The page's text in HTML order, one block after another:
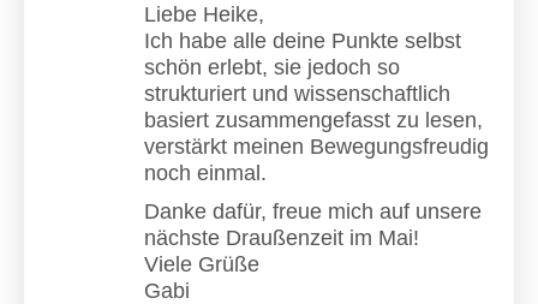
Liebe Heike,
Ich habe alle deine Punkte selbst
schön erlebt, sie jedoch so
strukturiert und wissenschaftlich
basiert zusammengefasst zu lesen,
verstärkt meinen Bewegungsfreudig
noch einmal.
Danke dafür, freue mich auf unsere
nächste Draußenzeit im Mai!
Viele Grüße
Gabi